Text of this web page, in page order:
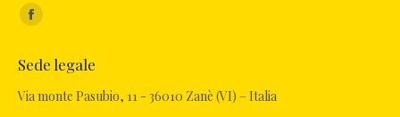
Ci puoi trovare su:
Facebook
opens
in
Sede legale
Via monte Pasubio, 11 - 36010 Zanè (VI) – Italia